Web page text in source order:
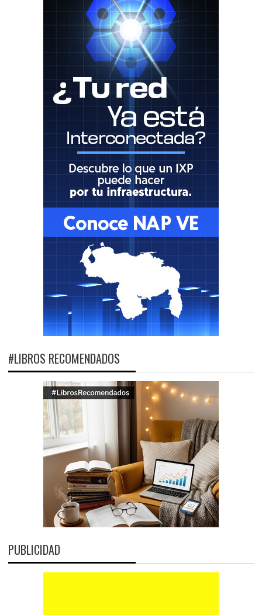
#LIBROS RECOMENDADOS
PUBLICIDAD